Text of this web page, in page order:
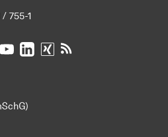
755-1
Insta­gram
auf Facebook
auf TikTok
Dortmund auf BlueSky
TU Dortmund auf YouTube
TU Dortmund auf LinkedIn
TU Dortmund auf XING